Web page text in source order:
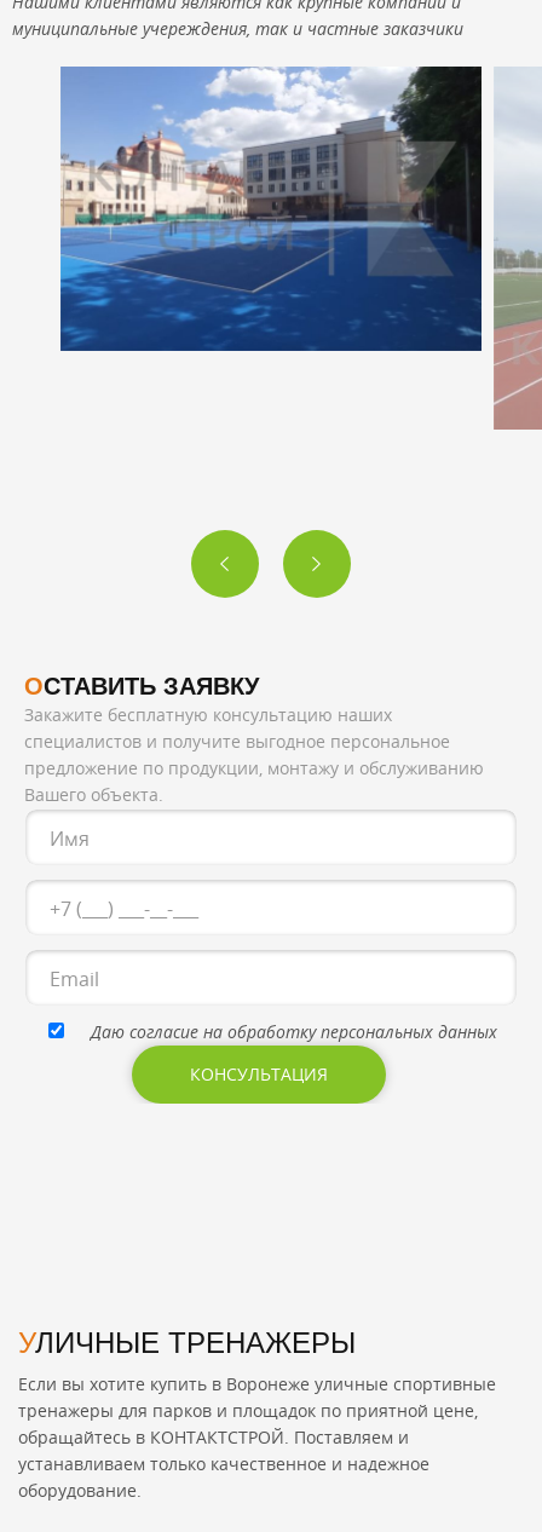
муниципальные учереждения, так и частные заказчики
ОСТАВИТЬ ЗАЯВКУ
Закажите бесплатную консультацию наших
специалистов и получите выгодное персональное
предложение по продукции, монтажу и обслуживанию
Вашего объекта.
Даю согласие на обработку персональных данных
УЛИЧНЫЕ ТРЕНАЖЕРЫ
Если вы хотите купить в Воронеже уличные спортивные
тренажеры для парков и площадок по приятной цене,
обращайтесь в КОНТАКТСТРОЙ. Поставляем и
устанавливаем только качественное и надежное
оборудование.